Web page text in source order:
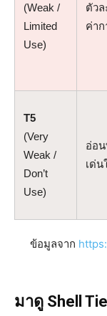
(Weak /
Limited
Use)
ตัว
ค่า
T5
(Very
Weak /
Don’t
Use)
อ่อ
เด่น
ข้อมูลจาก
มาดู Shell